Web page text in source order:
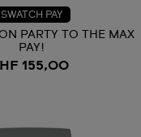
SWATCH PAY
PARTY TO THE MAX
PAY!
155,00